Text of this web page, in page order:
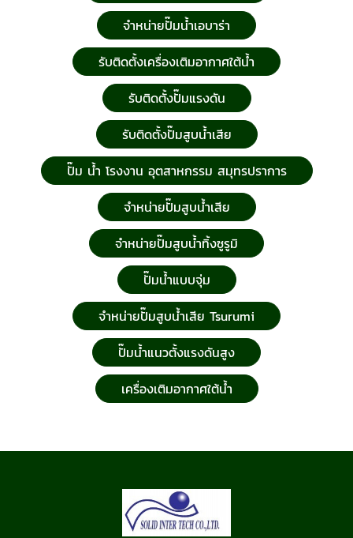
จำหน่ายปั๊มน้ำเอบาร่า
รับติดตั้งเครื่องเติมอากาศใต้น้ำ
รับติดตั้งปั๊มแรงดัน
รับติดตั้งปั๊มสูบน้ำเสีย
ปั๊ม น้ำ โรงงาน อุตสาหกรรม สมุทรปราการ
จำหน่ายปั๊มสูบน้ำเสีย
จำหน่ายปั๊มสูบน้ำทิ้งซูรูมิ
ปั๊มน้ำแบบจุ่ม
จำหน่ายปั๊มสูบน้ำเสีย Tsurumi
ปั๊มน้ำแนวตั้งแรงดันสูง
เครื่องเติมอากาศใต้น้ำ